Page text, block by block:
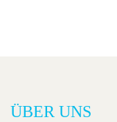
ÜBER UNS